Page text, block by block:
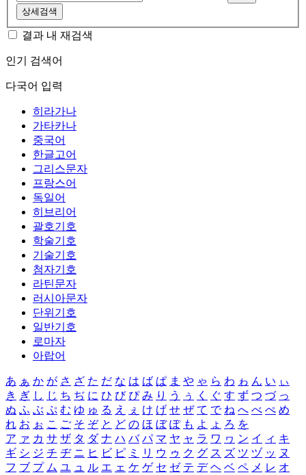
상세검색
결과 내 재검색
인기 검색어
다국어 입력
히라가나
가타카나
중국어
한글고어
그리스문자
프랑스어
독일어
히브리어
괄호기호
학술기호
기술기호
첨자기호
라틴문자
러시아문자
단위기호
일반기호
로마자
아랍어
あ ぁ か が さ ざ た だ な は ば ぱ ま や ゃ ら わ ゎ ん い ぃ
き ぎ し じ ち ぢ に ひ び ぴ み り う ぅ く ぐ す ず つ づ っ
ぬ ふ ぶ ぷ む ゆ ゅ る え ぇ け げ せ ぜ て で ね へ べ ぺ め
れ お ぉ こ ご そ ぞ と ど の ほ ぼ ぽ も よ ょ ろ を
ア ァ カ サ ザ タ ダ ナ ハ バ パ マ ヤ ャ ラ ワ ヮ ン イ ィ キ
ギ シ ジ チ ヂ ニ ヒ ビ ピ ミ リ ウ ゥ ク グ ス ズ ツ ヅ ッ ヌ
フ ブ プ ム ユ ュ ル エ ェ ケ ゲ セ ゼ テ デ ヘ ベ ペ メ レ オ